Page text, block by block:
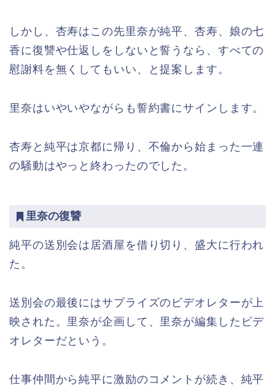
しかし、杏寿はこの先里奈が純平、杏寿、娘の七
香に復讐や仕返しをしないと誓うなら、すべての
慰謝料を無くしてもいい、と提案します。
里奈はいやいやながらも誓約書にサインします。
杏寿と純平は京都に帰り、不倫から始まった一連
の騒動はやっと終わったのでした。
里奈の復讐
純平の送別会は居酒屋を借り切り、盛大に行われ
た。
送別会の最後にはサプライズのビデオレターが上
映された。里奈が企画して、里奈が編集したビデ
オレターだという。
仕事仲間から純平に激励のコメントが続き、純平